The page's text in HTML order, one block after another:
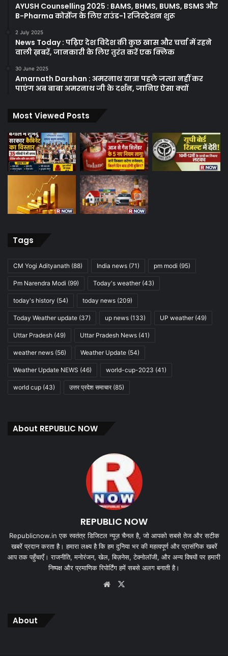
AYUSH Counselling 2025 : BAMS, BHMS, BUMS, BSMS और
B-Pharma कोर्सेज के लिए राउंड-1 रजिस्ट्रेशन शुरू
2 July 2025
News Today : पढ़िए देश विदेश की कुछ खास और चर्चा में रहने
वाली ख़बरें, जानकारी के लिए तुरंत करें एक क्लिक
30 June 2025
Amarnath Darshan : अमरनाथ यात्रा पहले जत्था नहीं कर
पाएंग अब बाबा अमरनाथ जी के दर्शन, जानिए ऐसा क्यों
Most Viewed Posts
Tags
CM Yogi Adityanath (88) India news (71) pm modi (95)
Pm Narendra Modi (99) Today's weather(43)
today's history (54) today news (209)
Today Weather update (37) up news (133) UP weather(49)
Uttar Pradesh (49) Uttar Pradesh News (41)
weather news (56) Weather Update (54)
Weather Update NEWS (46) world-cup-2023 (41)
world cup (43) उत्तर प्रदेश समाचार(85)
About REPUBLIC NOW
REPUBLIC NOW
Republicnow.in एक स्वतंत्र डिजिटल न्यूज़ चैनल है, जो आपको सबसे तेज और सटीक
खबरें प्रदान करता है। हमारा लक्ष्य है कि हम दुनिया भर की महत्वपूर्ण और प्रासंगिक खबरें
आप तक पहुँचाएँ। राजनीति, मनोरंजन, खेल, बिज़नेस, टेक्नोलॉजी, और अन्य विषयों पर हमारी
निष्पक्ष और प्रमाणिक रिपोर्टिंग हमें सबसे अलग बनाती है।
Website
About